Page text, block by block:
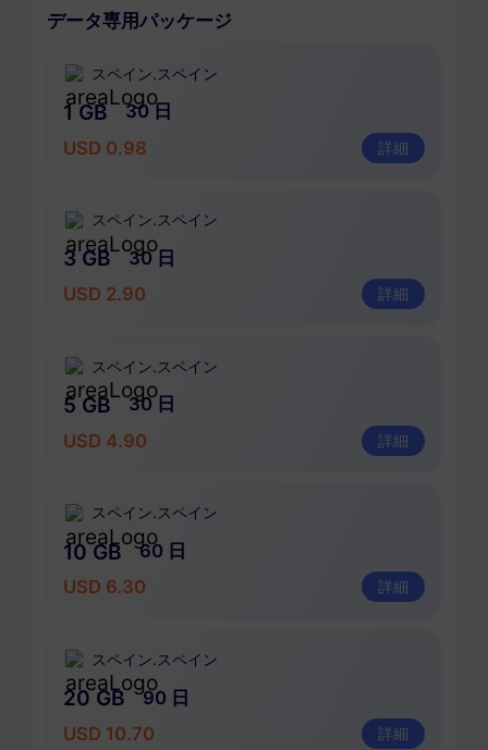
データ専用パッケージ
スペイン.スペイン
1 GB
30 日
USD 0.98
詳細
スペイン.スペイン
3 GB
30 日
USD 2.90
詳細
スペイン.スペイン
5 GB
30 日
USD 4.90
詳細
スペイン.スペイン
10 GB
60 日
USD 6.30
詳細
スペイン.スペイン
20 GB
90 日
USD 10.70
詳細